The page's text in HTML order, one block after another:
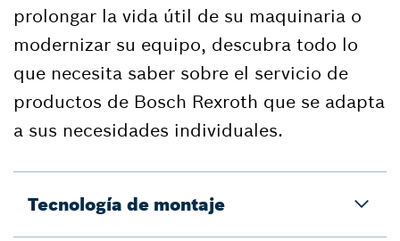
prolongar la vida útil de su maquinaria o
modernizar su equipo, descubra todo lo
que necesita saber sobre el servicio de
productos de Bosch Rexroth que se adapta
a sus necesidades individuales.
Tecnología de montaje